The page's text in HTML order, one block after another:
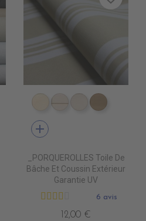
FONCEWOOD
MARBRE BLACKDD4010 DUNE
DD4020 SWIN
DD4030DD4040
add
_PORQUEROLLES Toile De
Bâche Et Coussin Extérieur
Garantie UV
6 avis
12,00 €